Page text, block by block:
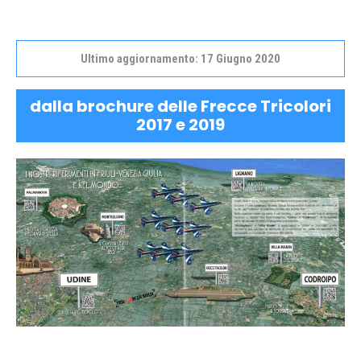
Ultimo aggiornamento: 17 Giugno 2020
dalla brochure delle Frecce Tricolori
2017 e 2019